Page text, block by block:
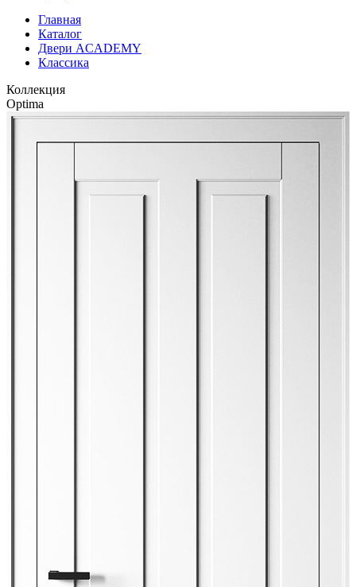
Главная
Каталог
Двери ACADEMY
Классика
Коллекция
Optima